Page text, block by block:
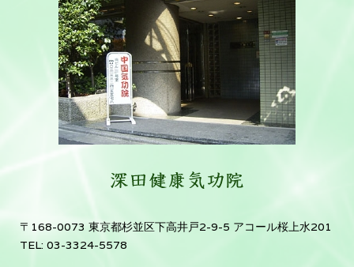
〒168-0073 東京都杉並区下高井戸2-9-5 アコール桜上水201
TEL: 03-3324-5578